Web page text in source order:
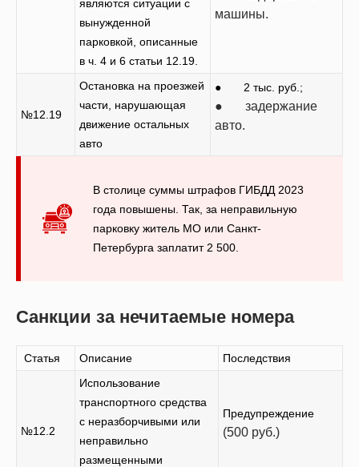
являются ситуации с
вынужденной
парковкой, описанные
в ч. 4 и 6 статьи 12.19.
машины.
№12.19
Остановка на проезжей
части, нарушающая
движение остальных
авто
● 2 тыс. руб.;
● задержание
авто.
В столице суммы штрафов ГИБДД 2023
года повышены. Так, за неправильную
парковку житель МО или Санкт-
Петербурга заплатит 2 500.
Санкции за нечитаемые номера
Статья Описание Последствия
№12.2
Использование
транспортного средства
с неразборчивыми или
неправильно
размещенными
Предупреждение
(500 руб.)